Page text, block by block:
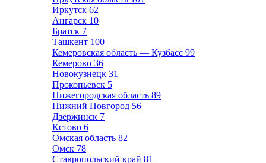
Иркутск 62
Ангарск 10
Братск 7
Ташкент 100
Кемеровская область — Кузбасс 99
Кемерово 36
Новокузнецк 31
Прокопьевск 5
Нижегородская область 89
Нижний Новгород 56
Дзержинск 7
Кстово 6
Омская область 82
Омск 78
Ставропольский край 81